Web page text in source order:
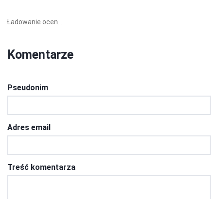
Ładowanie ocen...
Komentarze
Pseudonim
Adres email
Treść komentarza